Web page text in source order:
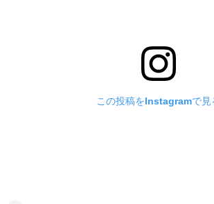
この投稿をInstagramで見